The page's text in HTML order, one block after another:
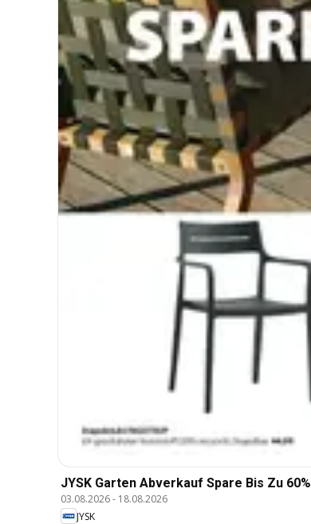
JYSK Garten Abverkauf Spare Bis Zu 60%
03.08.2026- 18.08.2026
JYSK